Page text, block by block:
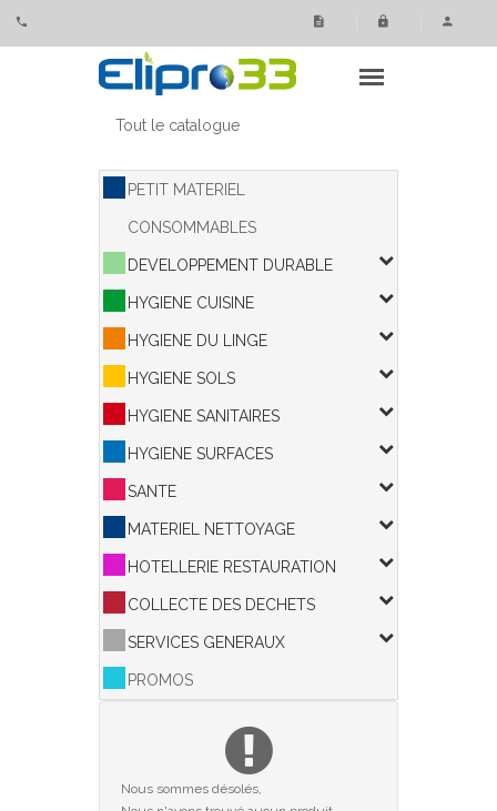
Tout le catalogue
PETIT MATERIEL
CONSOMMABLES
DEVELOPPEMENT DURABLE
HYGIENE CUISINE
HYGIENE DU LINGE
HYGIENE SOLS
HYGIENE SANITAIRES
HYGIENE SURFACES
SANTE
MATERIEL NETTOYAGE
HOTELLERIE RESTAURATION
COLLECTE DES DECHETS
SERVICES GENERAUX
PROMOS
Nous sommes désolés,
Panneau de gestion des cookies